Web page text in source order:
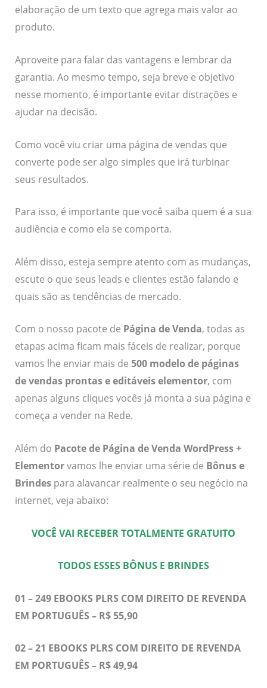
elaboração de um texto que agrega mais valor ao
produto.
Aproveite para falar das vantagens e lembrar da
garantia. Ao mesmo tempo, seja breve e objetivo
nesse momento, é importante evitar distrações e
ajudar na decisão.
Como você viu criar uma página de vendas que
converte pode ser algo simples que irá turbinar
seus resultados.
Para isso, é importante que você saiba quem é a sua
audiência e como ela se comporta.
Além disso, esteja sempre atento com as mudanças,
escute o que seus leads e clientes estão falando e
quais são as tendências de mercado.
Com o nosso pacote de Página de Venda, todas as
etapas acima ficam mais fáceis de realizar, porque
vamos lhe enviar mais de 500 modelo de páginas
de vendas prontas e editáveis elementor, com
apenas alguns cliques vocês já monta a sua página e
começa a vender na Rede.
Além do Pacote de Página de Venda WordPress +
Elementorvamos lhe enviar uma série de Bônus e
Brindespara alavancar realmente o seu negócio na
internet, veja abaixo:
VOCÊ VAI RECEBER TOTALMENTE GRATUITO
TODOS ESSES BÔNUS E BRINDES
01 – 249 EBOOKS PLRS COM DIREITO DE REVENDA
EM PORTUGUÊS – R$ 55,90
02 – 21 EBOOKS PLRS COM DIREITO DE REVENDA
EM PORTUGUÊS – R$ 49,94